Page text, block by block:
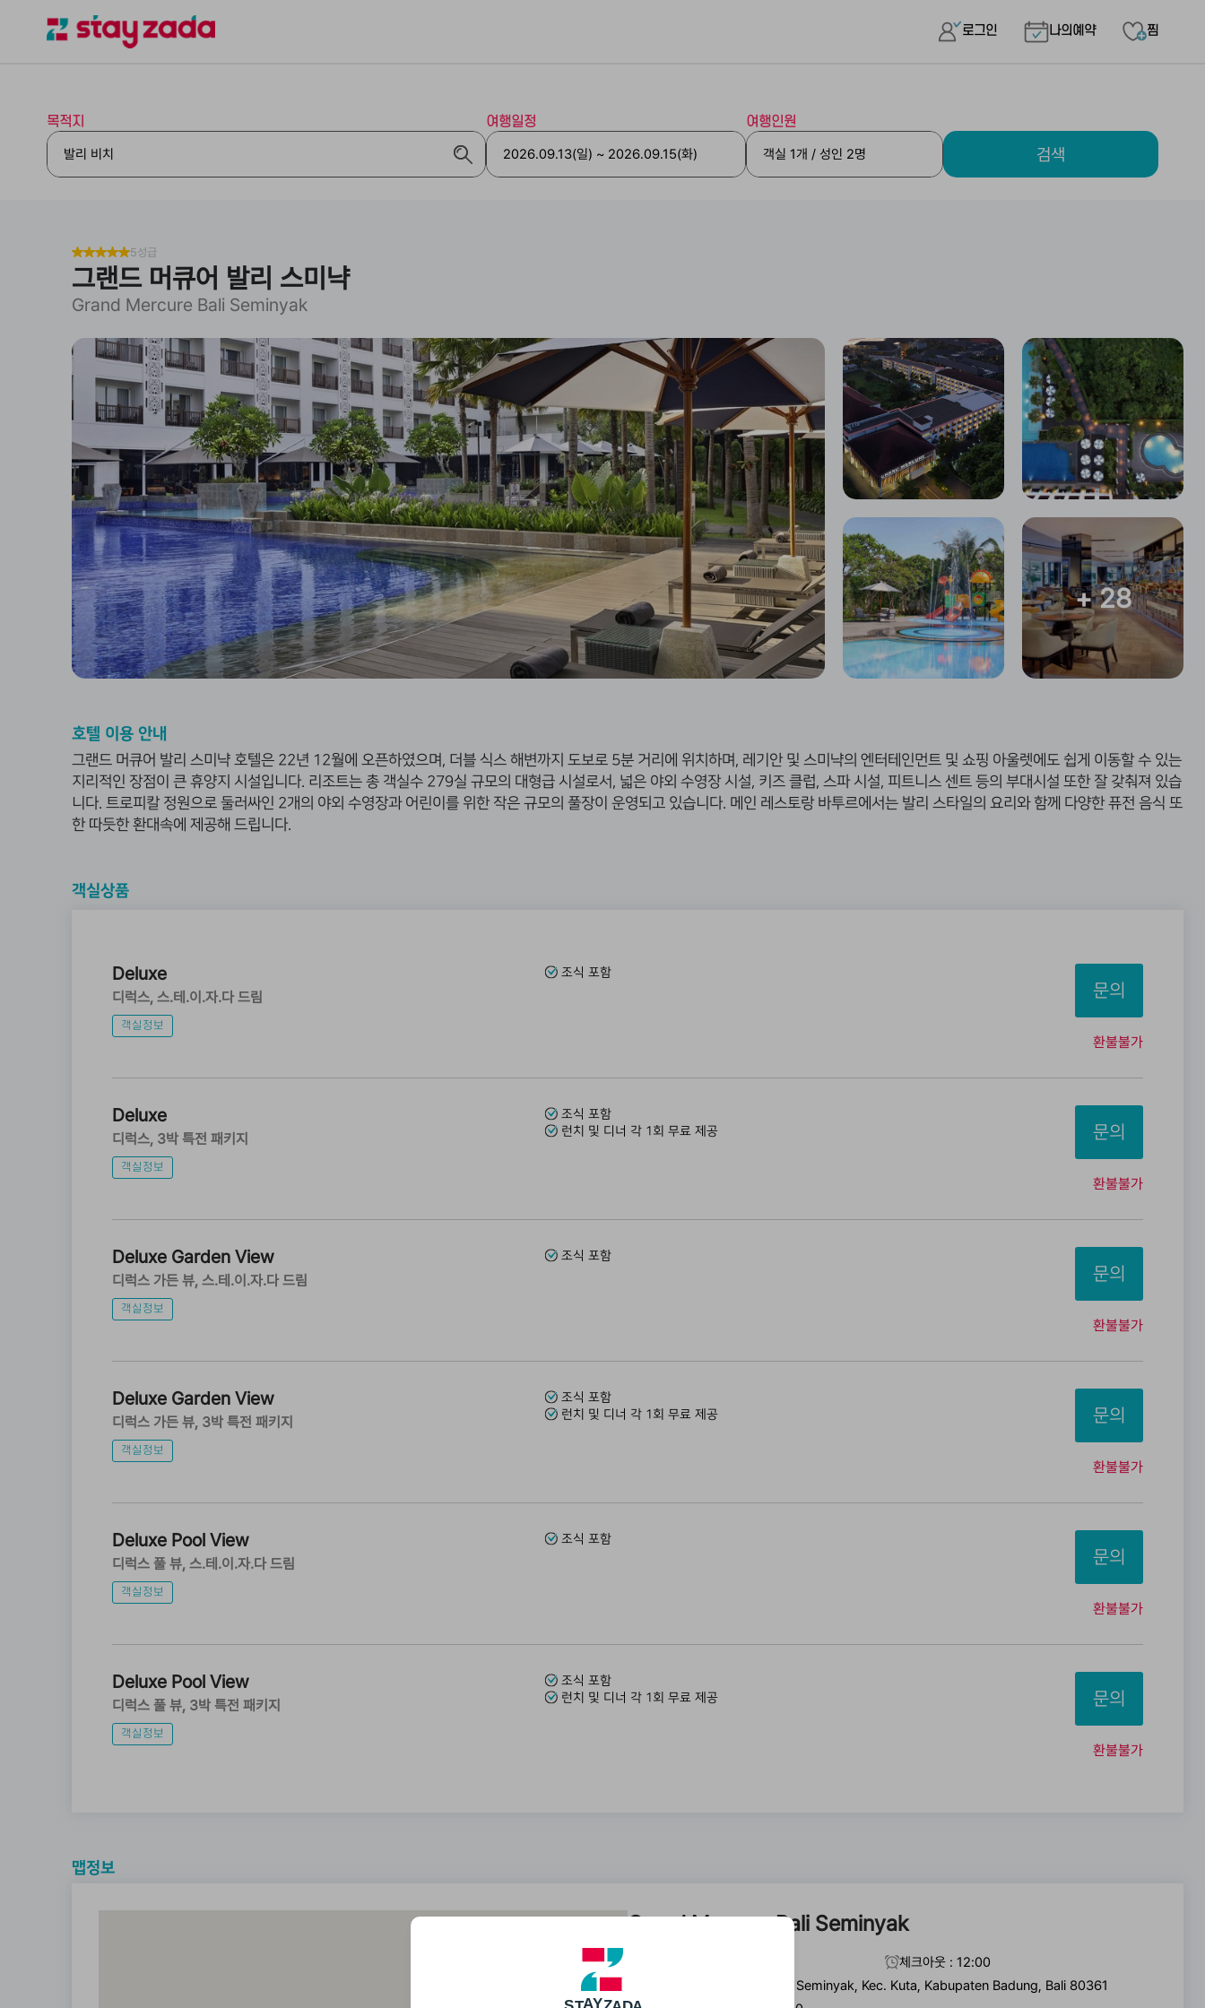
로그인 나의예약 찜
DA
목적지 여행일정 여행인원
검색
5성급
그랜드 머큐어 발리 스미냑
Grand Mercure Bali Seminyak
+ 28
호텔 이용 안내
그랜드 머큐어 발리 스미냑 호텔은 22년 12월에 오픈하였으며, 더블 식스 해변까지 도보로 5분 거리에 위치하며, 레기안 및 스미냑의 엔터테인먼트 및 쇼핑 아울렛에도 쉽게 이동할 수 있는
지리적인 장점이 큰 휴양지 시설입니다. 리조트는 총 객실수 279실 규모의 대형급 시설로서, 넓은 야외 수영장 시설, 키즈 클럽, 스파 시설, 피트니스 센트 등의 부대시설 또한 잘 갖춰져 있습
니다. 트로피칼 정원으로 둘러싸인 2개의 야외 수영장과 어린이를 위한 작은 규모의 풀장이 운영되고 있습니다. 메인 레스토랑 바투르에서는 발리 스타일의 요리와 함께 다양한 퓨전 음식 또
한 따듯한 환대속에 제공해 드립니다.
객실상품
Deluxe
디럭스 스.테.이.자.다 드림
객실정보
조식 포함
문의
환불불가
Deluxe
디럭스 3박 특전 패키지
객실정보
조식 포함
런치 및 디너 각 1회 무료 제공
문의
환불불가
Deluxe Garden View
디럭스 가든 뷰 스.테.이.자.다 드림
객실정보
조식 포함
문의
환불불가
Deluxe Garden View
디럭스 가든 뷰 3박 특전 패키지
객실정보
조식 포함
런치 및 디너 각 1회 무료 제공
문의
환불불가
Deluxe Pool View
디럭스 풀 뷰 스.테.이.자.다 드림
객실정보
조식 포함
문의
환불불가
Deluxe Pool View
디럭스 풀 뷰 3박 특전 패키지
객실정보
조식 포함
런치 및 디너 각 1회 무료 제공
문의
환불불가
맵정보
Grand Mercure Bali Seminyak
체크아웃 : 12:00
지 역 : Jl. Arjuna No.40, Seminyak, Kec. Kuta, Kabupaten Badung, Bali 80361